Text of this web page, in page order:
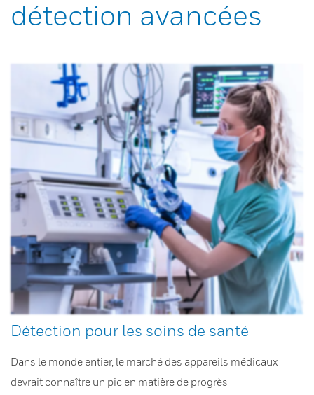
détection avancées
Détection pour les soins de santé
Dans le monde entier, le marché des appareils médicaux
devrait connaître un pic en matière de progrès